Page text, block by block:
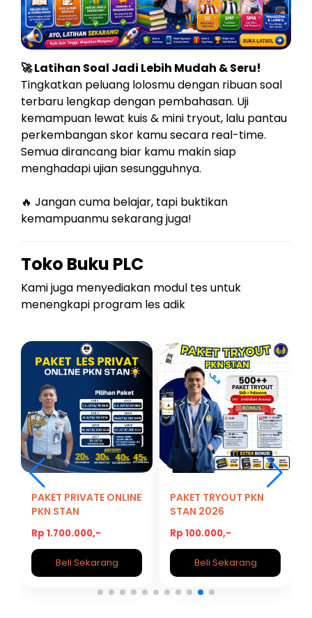
🚀 Latihan Soal Jadi Lebih Mudah & Seru!
Tingkatkan peluang lolosmu dengan ribuan soal
terbaru lengkap dengan pembahasan. Uji
kemampuan lewat kuis & mini tryout, lalu pantau
perkembangan skor kamu secara real-time.
Semua dirancang biar kamu makin siap
menghadapi ujian sesungguhnya.
🔥 Jangan cuma belajar, tapi buktikan
kemampuanmu sekarang juga!
Toko Buku PLC
Kami juga menyediakan modul tes untuk
menengkapi program les adik
PAKET PRIVATE ONLINE
PKN STAN
Rp 1.700.000,-
Beli Sekarang
PAKET TRYOUT PKN
STAN 2026
Rp 100.000,-
Beli Sekarang